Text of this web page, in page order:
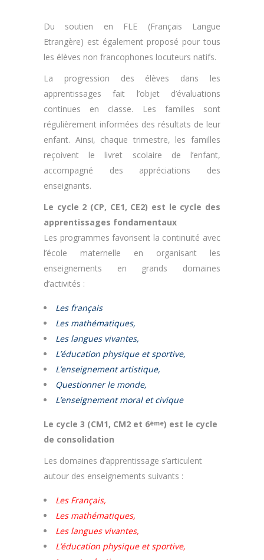
Du soutien en FLE (Français Langue
Etrangère) est également proposé pour tous
les élèves non francophones locuteurs natifs.
La progression des élèves dans les
apprentissages fait l’objet d’évaluations
continues en classe. Les familles sont
régulièrement informées des résultats de leur
enfant. Ainsi, chaque trimestre, les familles
reçoivent le livret scolaire de l’enfant,
accompagné des appréciations des
enseignants.
Le cycle 2 (CP, CE1, CE2) est le cycle des
apprentissages fondamentaux
Les programmes favorisent la continuité avec
l’école maternelle en organisant les
enseignements en grands domaines
d’activités :
Les français
Les mathématiques,
Les langues vivantes,
L’éducation physique et sportive,
L’enseignement artistique,
Questionner le monde,
L’enseignement moral et civique
Le cycle 3 (CM1, CM2 et 6ème) est le cycle
de consolidation
Les domaines d’apprentissage s’articulent
autour des enseignements suivants :
Les Français,
Les mathématiques,
Les langues vivantes,
L’éducation physique et sportive,